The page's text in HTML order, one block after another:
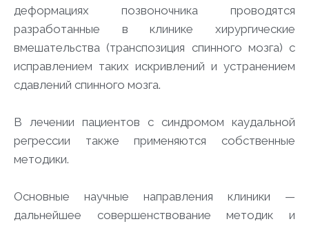
деформациях позвоночника проводятся
разработанные в клинике хирургические
вмешательства (транспозиция спинного мозга) с
исправлением таких искривлений и устранением
сдавлений спинного мозга.
В лечении пациентов с синдромом каудальной
регрессии также применяются собственные
методики.
Основные научные направления клиники —
дальнейшее совершенствование методик и